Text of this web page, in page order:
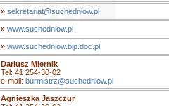
» sekretariat@suchedniow.pl
» www.suchedniow.pl
» www.suchedniow.bip.doc.pl
Dariusz Miernik
Tel: 41 254-30-02
e-mail: burmistrz@suchedniow.pl
Agnieszka Jaszczur